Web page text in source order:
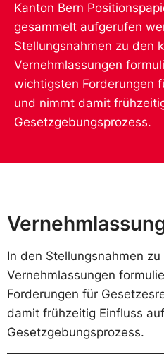
Kanton Bern
gesammelt aufgerufen
Stellungsnahmen zu den
Vernehmlassungen
wichtigsten Forderungen
und nimmt damit
Gesetzgebungsprozess.
In den Stellungsnahmen
Vernehmlassungen
Forderungen für
damit frühzeitig Einfluss
Gesetzgebungsprozess.